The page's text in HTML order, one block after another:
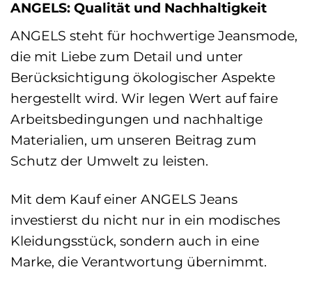
ANGELS: Qualität und Nachhaltigkeit
ANGELS steht für hochwertige Jeansmode,
die mit Liebe zum Detail und unter
Berücksichtigung ökologischer Aspekte
hergestellt wird. Wir legen Wert auf faire
Arbeitsbedingungen und nachhaltige
Materialien, um unseren Beitrag zum
Schutz der Umwelt zu leisten.
Mit dem Kauf einer ANGELS Jeans
investierst du nicht nur in ein modisches
Kleidungsstück, sondern auch in eine
Marke, die Verantwortung übernimmt.